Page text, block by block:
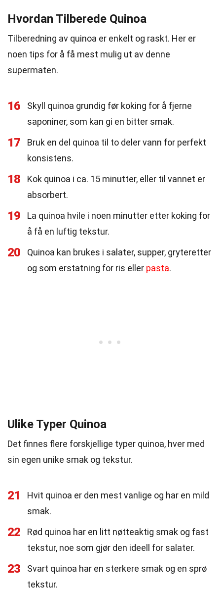
Hvordan Tilberede Quinoa
Tilberedning av quinoa er enkelt og raskt. Her er
noen tips for å få mest mulig ut av denne
supermaten.
16
Skyll quinoa grundig før koking for å fjerne
saponiner, som kan gi en bitter smak.
17
Bruk en del quinoa til to deler vann for perfekt
konsistens.
18
Kok quinoa i ca. 15 minutter, eller til vannet er
absorbert.
19
La quinoa hvile i noen minutter etter koking for
å få en luftig tekstur.
20
Quinoa kan brukes i salater, supper, gryteretter
og som erstatning for ris eller pasta.
Ulike Typer Quinoa
Det finnes flere forskjellige typer quinoa, hver med
sin egen unike smak og tekstur.
21
Hvit quinoa er den mest vanlige og har en mild
smak.
22
Rød quinoa har en litt nøtteaktig smak og fast
tekstur, noe som gjør den ideell for salater.
23
Svart quinoa har en sterkere smak og en sprø
tekstur.